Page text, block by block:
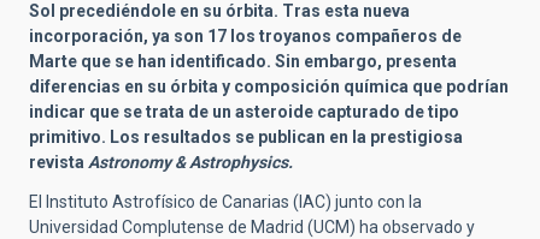
Sol precediéndole en su órbita. Tras esta nueva
incorporación, ya son 17 los troyanos compañeros de
Marte que se han identificado. Sin embargo, presenta
diferencias en su órbita y composición química que podrían
indicar que se trata de un asteroide capturado de tipo
primitivo. Los resultados se publican en la prestigiosa
revistaAstronomy & Astrophysics.
El Instituto Astrofísico de Canarias (IAC) junto con la
Universidad Complutense de Madrid (UCM) ha observado y